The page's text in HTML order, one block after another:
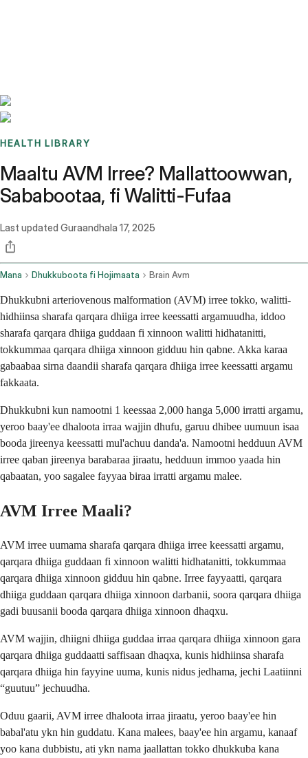
HEALTH LIBRARY
Maaltu AVM Irree? Mallattoowwan,
Sababootaa, fi Walitti-Fufaa
Last updated Guraandhala 17, 2025
Mana Dhukkuboota fi Hojimaata Brain Avm
Dhukkubni arteriovenous malformation (AVM) irree tokko, walitti-
hidhiinsa sharafa qarqara dhiiga irree keessatti argamuudha, iddoo
sharafa qarqara dhiiga guddaan fi xinnoon walitti hidhatanitti,
tokkummaa qarqara dhiiga xinnoon gidduu hin qabne. Akka karaa
gabaabaa sirna daandii sharafa qarqara dhiiga irree keessatti argamu
fakkaata.
Dhukkubni kun namootni 1 keessaa 2,000 hanga 5,000 irratti argamu,
yeroo baay'ee dhaloota irraa wajjin dhufu, garuu dhibee uumuun isaa
booda jireenya keessatti mul'achuu danda'a. Namootni hedduun AVM
irree qaban jireenya barabaraa jiraatu, hedduun immoo yaada hin
qabaatan, yoo sagalee fayyaa biraa irratti argamu malee.
AVM Irree Maali?
AVM irree uumama sharafa qarqara dhiiga irree keessatti argamu,
qarqara dhiiga guddaan fi xinnoon walitti hidhatanitti, tokkummaa
qarqara dhiiga xinnoon gidduu hin qabne. Irree fayyaatti, qarqara
dhiiga guddaan qarqara dhiiga xinnoon darbanii, soora qarqara dhiiga
gadi buusanii booda qarqara dhiiga xinnoon dhaqxu.
AVM wajjin, dhiigni dhiiga guddaa irraa qarqara dhiiga xinnoon gara
qarqara dhiiga guddaatti saffisaan dhaqxa, kunis hidhiinsa sharafa
qarqara dhiiga hin fayyine uuma, kunis nidus jedhama, jechi Laatiinni
“guutuu” jechuudha.
Oduu gaarii, AVM irree dhaloota irraa jiraatu, yeroo baay'ee hin
babal'atu ykn hin guddatu. Kana malees, baay'ee hin argamu, kanaaf
yoo kana dubbistu, ati ykn nama jaallattan tokko dhukkuba kana